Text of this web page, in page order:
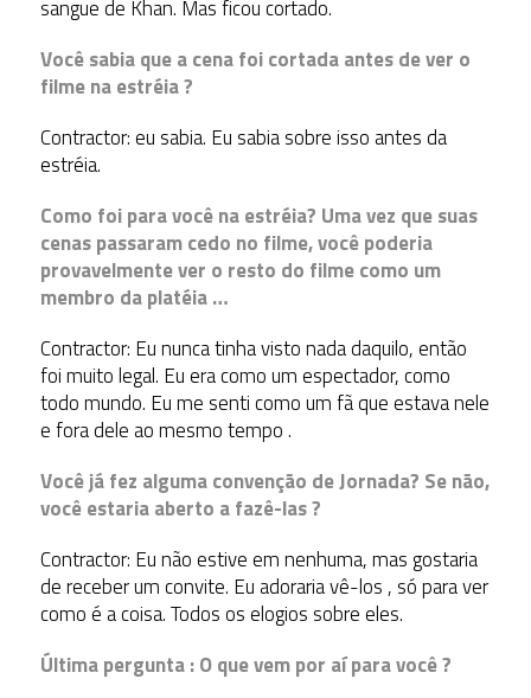
sangue de Khan. Mas ficou cortado.
Você sabia que a cena foi cortada antes de ver o
filme na estréia ?
Contractor: eu sabia. Eu sabia sobre isso antes da
estréia.
Como foi para você na estréia? Uma vez que suas
cenas passaram cedo no filme, você poderia
provavelmente ver o resto do filme como um
membro da platéia …
Contractor: Eu nunca tinha visto nada daquilo, então
foi muito legal. Eu era como um espectador, como
todo mundo. Eu me senti como um fã que estava nele
e fora dele ao mesmo tempo .
Você já fez alguma convenção de Jornada? Se não,
você estaria aberto a fazê-las ?
Contractor: Eu não estive em nenhuma, mas gostaria
de receber um convite. Eu adoraria vê-los , só para ver
como é a coisa. Todos os elogios sobre eles.
Última pergunta : O que vem por aí para você ?